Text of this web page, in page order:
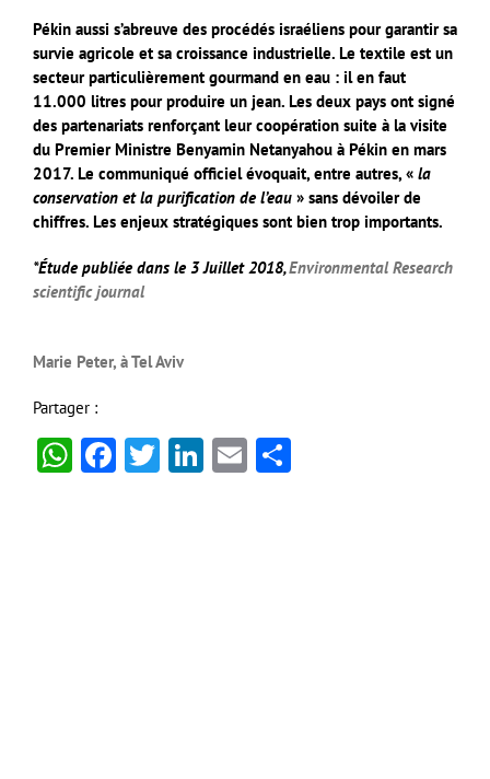
Pékin aussi s’abreuve des procédés israéliens pour garantir sa
survie agricole et sa croissance industrielle. Le textile est un
secteur particulièrement gourmand en eau : il en faut
11.000 litres pour produire un jean. Les deux pays ont signé
des partenariats renforçant leur coopération suite à la visite
du Premier Ministre Benyamin Netanyahou à Pékin en mars
2017. Le communiqué officiel évoquait, entre autres, « la
conservation et la purification de l’eau » sans dévoiler de
chiffres. Les enjeux stratégiques sont bien trop importants.
*Étude publiée dans le 3 Juillet 2018,Environmental Research
scientific journal
Marie Peter, à Tel Aviv
Partager :
WhatsApp
Facebook
Twitter
LinkedIn
Email